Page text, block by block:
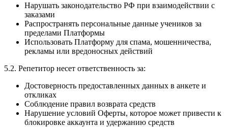
Нарушать законодательство РФ при взаимодействии с
заказами
Распространять персональные данные учеников за
пределами Платформы
Использовать Платформу для спама, мошенничества,
рекламы или вредоносных действий
5.2. Репетитор несет ответственность за:
Достоверность предоставленных данных в анкете и
откликах
Соблюдение правил возврата средств
Нарушение условий Оферты, которое может привести к
блокировке аккаунта и удержанию средств